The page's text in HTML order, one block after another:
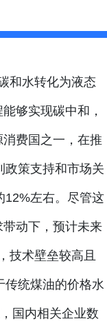
和水转化为液态
够实现碳中和，
费国之一，在推
政策支持和市场关
12%左右。尽管这
动下，预计未来
技术壁垒较高且
传统煤油的价格水
国内相关企业数